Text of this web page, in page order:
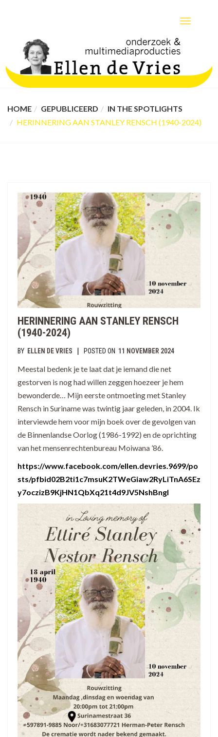
TOGGLE
HOME GEPUBLICEERD
IN THE SPOTLIGHTS
HERINNERING AAN STANLEY RENSCH (1940-2024)
HERINNERING AAN STANLEY RENSCH
(1940-2024)
BY ELLEN DE VRIES | POSTED ON 11 NOVEMBER 2024
Meestal bedenk je te laat dat je iemand die net
gestorven is nog had willen zeggen hoezeer je hem
bewonderde… Mijn eerste ontmoeting met Stanley
Rensch in Suriname was twintig jaar geleden, in 2004. Ik
interviewde hem voor mijn boek over de gevolgen van
de Binnenlandse Oorlog (1986-1992) en de oprichting
van het mensenrechtenbureau Moiwana ’86.
https://www.facebook.com/ellen.devries.9699/po
sts/pfbid02B2ti1c7msuK2TWeGiaw2RyLiTnA6SEz
y7oczizB9KjHN1QbXq21t4d9JV5NshBngl